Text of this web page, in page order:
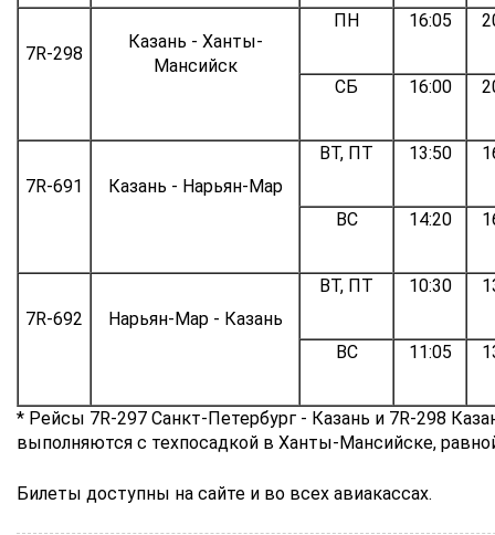
7R-298
Казань - Ханты-
Мансийск
ПН 16:05
СБ 16:00
7R-691 Казань - Нарьян-Мар
ВТ, ПТ 13:50
ВС 14:20
7R-692 Нарьян-Мар - Казань
ВТ, ПТ 10:30
ВС 11:05
* Рейсы 7R-297 Санкт-Петербург - Казань и 7R-298
выполняются с техпосадкой в Ханты-Мансийске,
Билеты доступны на сайте и во всех авиакассах.